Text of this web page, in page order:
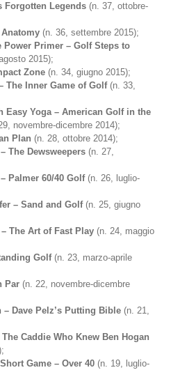
Forgotten Legends (n. 37, ottobre-
(n. 36, settembre 2015);
Power Primer – Golf Steps to
2015);
Zone (n. 34, giugno 2015);
The Inner Game of Golf(n. 33,
Easy Yoga – American Golf in the
novembre-dicembre 2014);
Plan (n. 28, ottobre 2014);
The Dewsweepers (n. 27,
Palmer 60/40 Golf(n. 26, luglio-
– Sand and Golf(n. 25, giugno
The Art of Fast Play (n. 24, maggio
Golf(n. 23, marzo-aprile
Par (n. 22, novembre-dicembre
– Dave Pelz’s Putting Bible (n. 21,
Caddie Who Knew Ben Hogan
Game – Over 40 (n. 19, luglio-